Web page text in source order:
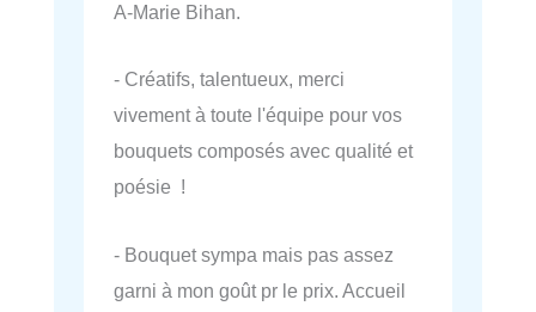
A-Marie Bihan.
- Créatifs, talentueux, merci
vivement à toute l'équipe pour vos
bouquets composés avec qualité et
poésie !
- Bouquet sympa mais pas assez
garni à mon goût pr le prix. Accueil